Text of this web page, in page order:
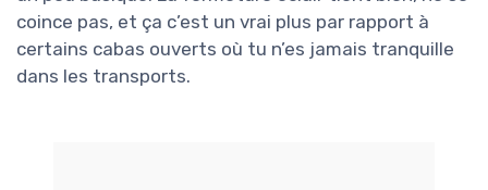
coince pas, et ça c’est un vrai plus par rapport à
certains cabas ouverts où tu n’es jamais tranquille
dans les transports.